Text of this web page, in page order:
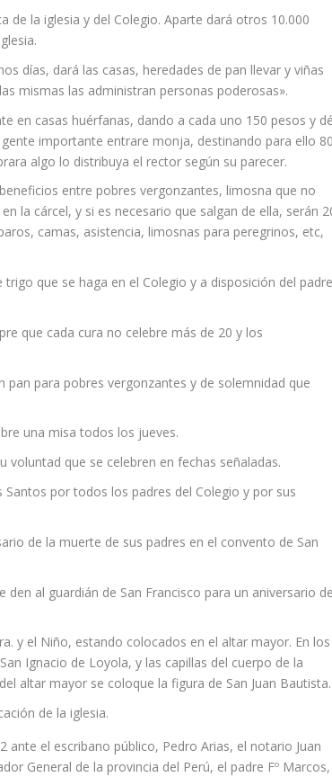
de la iglesia y del Colegio. Aparte dará otros 10.000
dí­as, dará las casas, heredades de pan llevar y viñas
mismas las administran personas poderosas».
en casas huérfanas, dando a cada uno 150 pesos y
importante entrare monja, destinando para ello
algo lo distribuya el rector según su parecer.
entre pobres vergonzantes, limosna que no
la cárcel, y si es necesario que salgan de ella, serán
camas, asistencia, limosnas para peregrinos, etc,
que se haga en el Colegio y a disposición del
que cada cura no celebre más de 20 y los
para pobres vergonzantes y de solemnidad que
una misa todos los jueves.
voluntad que se celebren en fechas señaladas.
por todos los padres del Colegio y por sus
de la muerte de sus padres en el convento de San
al guardián de San Francisco para un aniversario
y el Niño, estando colocados en el altar mayor. En los
Ignacio de Loyola, y las capillas del cuerpo de la
altar mayor se coloque la figura de San Juan Bautista.
de la iglesia.
ante el escribano público, Pedro Arias, el notario Juan
General de la provincia del Perú, el padre Fº Marcos,